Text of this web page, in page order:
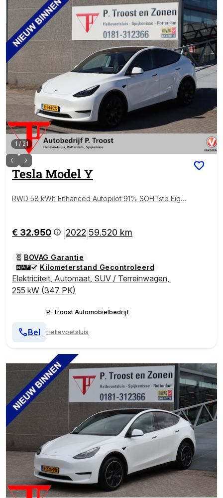
1 /21
TeslaModel Y
RWD 58 kWh Enhanced Autopilot 91% SOH 1ste Eige
rijcamera/Parkeersensoren rondom
€ 32.950 2022 59.520 km
BOVAG Garantie
Kilometerstand Gecontroleerd
Elektriciteit, Automaat, SUV / Terreinwagen,
255 kW (347 PK)
P. Troost Automobielbedrijf
Hellevoetsluis
Bel